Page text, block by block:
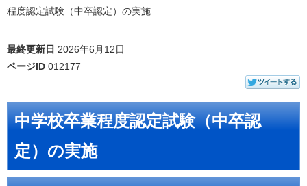
程度認定試験（中卒認定）の実施
最終更新日 2026年6月12日
ページID 012177
中学校卒業程度認定試験（中卒認
定）の実施